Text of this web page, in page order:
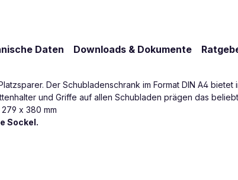
Daten Downloads & Dokumente
Der Schubladenschrank im Format DIN A4 bietet
und Griffe auf allen Schubladen prägen das
x 380 mm
Sockel.